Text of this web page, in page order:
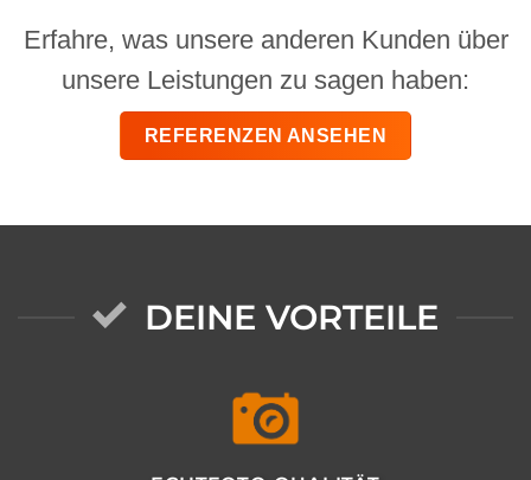
Erfahre, was unsere anderen Kunden über
unsere Leistungen zu sagen haben:
REFERENZEN ANSEHEN
DEINE VORTEILE